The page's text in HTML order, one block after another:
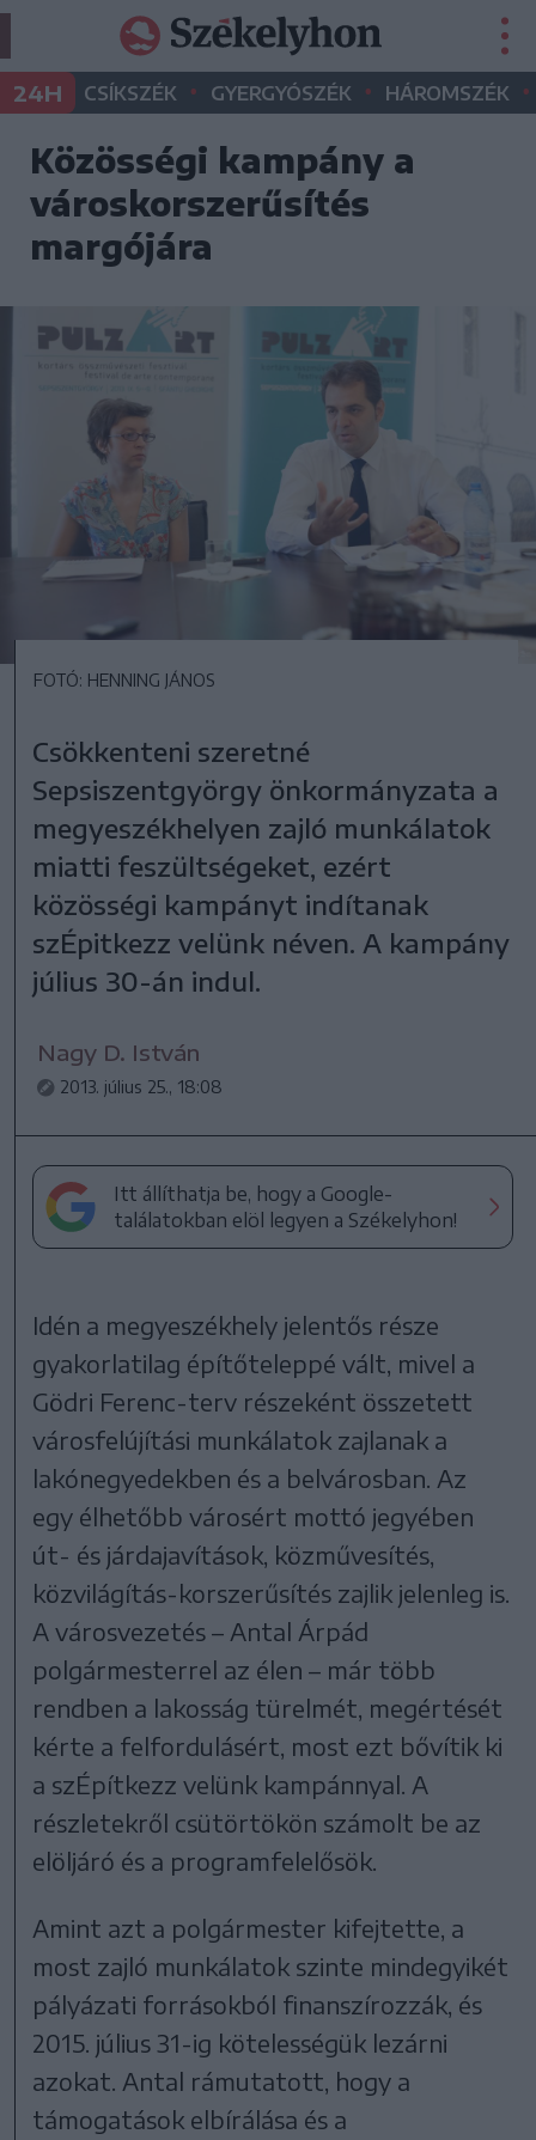
24H CSÍKSZÉK • GYERGYÓSZÉK • HÁROMSZÉK •
Közösségi kampány a
városkorszerűsítés
margójára
FOTÓ: HENNING JÁNOS
Csökkenteni szeretné
Sepsiszentgyörgy önkormányzata a
megyeszékhelyen zajló munkálatok
miatti feszültségeket, ezért
közösségi kampányt indítanak
szÉpitkezz velünk néven. A kampány
július 30-án indul.
Nagy D. István
2013. július 25., 18:08
Itt állíthatja be, hogy a Google-
találatokban elöl legyen a Székelyhon!
Idén a megyeszékhely jelentős része
gyakorlatilag építőteleppé vált, mivel a
Gödri Ferenc-terv részeként összetett
városfelújítási munkálatok zajlanak a
lakónegyedekben és a belvárosban. Az
egy élhetőbb városért mottó jegyében
út- és járdajavítások, közművesítés,
közvilágítás-korszerűsítés zajlik jelenleg is.
A városvezetés – Antal Árpád
polgármesterrel az élen – már több
rendben a lakosság türelmét, megértését
kérte a felfordulásért, most ezt bővítik ki
a szÉpítkezz velünk kampánnyal. A
részletekről csütörtökön számolt be az
elöljáró és a programfelelősök.
Amint azt a polgármester kifejtette, a
most zajló munkálatok szinte mindegyikét
pályázati forrásokból finanszírozzák, és
2015. július 31-ig kötelességük lezárni
azokat. Antal rámutatott, hogy a
támogatások elbírálása és a